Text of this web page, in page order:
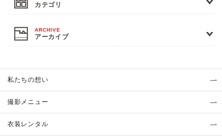
カテゴリ
アーカイブ
私たちの想い
撮影メニュー
衣装レンタル